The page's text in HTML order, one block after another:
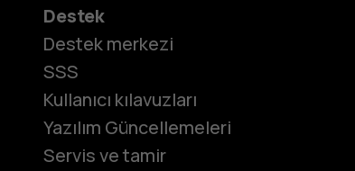
Destek
Destek merkezi
SSS
Kullanıcı kılavuzları
Yazılım Güncellemeleri
Servis ve tamir